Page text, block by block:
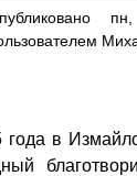
года в